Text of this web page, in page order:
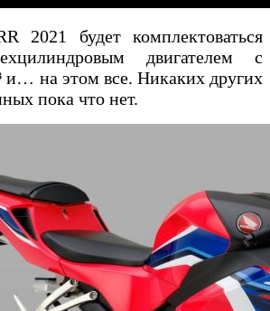
2021 будет комплектоваться
двигателем с
и… на этом все. Никаких других
пока что нет.